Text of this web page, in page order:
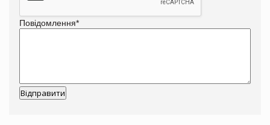
Повідомлення*